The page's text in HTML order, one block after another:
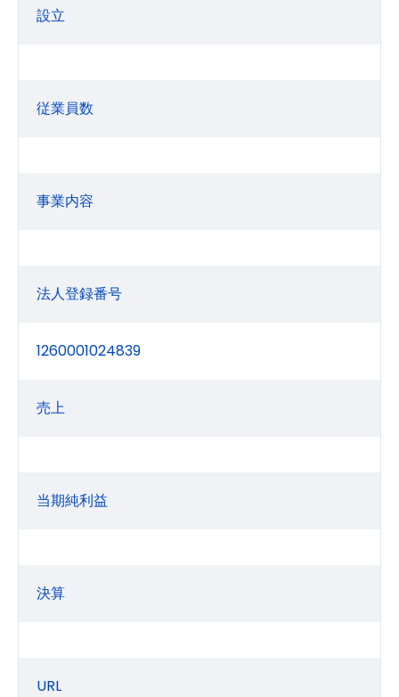
設立
従業員数
事業内容
法人登録番号
1260001024839
売上
当期純利益
決算
URL